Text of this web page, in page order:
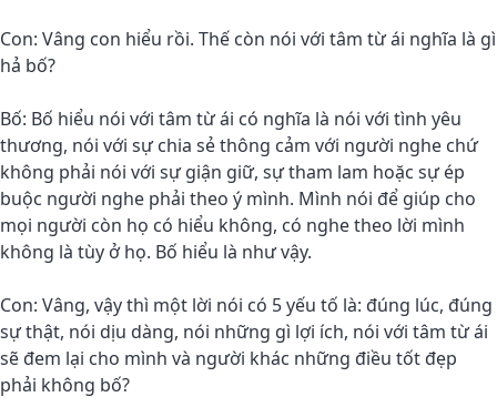
Con: Vâng con hiểu rồi. Thế còn nói với tâm từ ái nghĩa là gì
hả bố?
Bố: Bố hiểu nói với tâm từ ái có nghĩa là nói với tình yêu
thương, nói với sự chia sẻ thông cảm với người nghe chứ
không phải nói với sự giận giữ, sự tham lam hoặc sự ép
buộc người nghe phải theo ý mình. Mình nói để giúp cho
mọi người còn họ có hiểu không, có nghe theo lời mình
không là tùy ở họ. Bố hiểu là như vậy.
Con: Vâng, vậy thì một lời nói có 5 yếu tố là: đúng lúc, đúng
sự thật, nói dịu dàng, nói những gì lợi ích, nói với tâm từ ái
sẽ đem lại cho mình và người khác những điều tốt đẹp
phải không bố?